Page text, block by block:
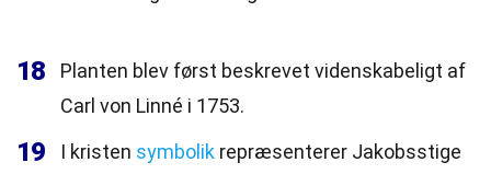
18
Planten blev først beskrevet videnskabeligt af
Carl von Linné i 1753.
19 I kristen symbolik repræsenterer Jakobsstige